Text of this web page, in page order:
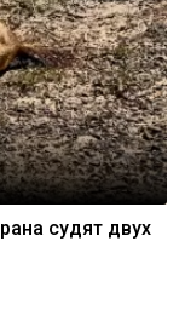
судят двух